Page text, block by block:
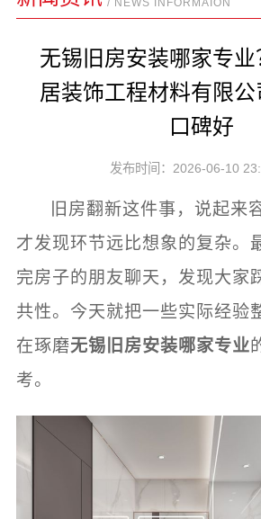
/ NEWS INFORMAION
无锡旧房安装哪家专
居装饰工程材料有限
口碑好
发布时间：2026-06-10
旧房翻新这件事，说起来
才发现环节远比想象的复杂。
完房子的朋友聊天，发现大家
共性。今天就把一些实际经验
在琢磨无锡旧房安装哪家专业
考。